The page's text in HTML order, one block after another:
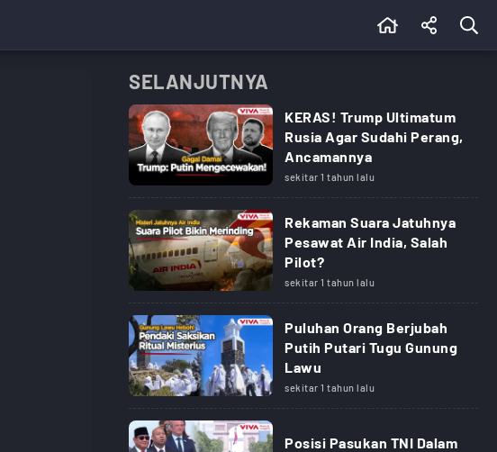
SELANJUTNYA
KERAS! Trump Ultimatum
Rusia Agar Sudahi Perang,
Ancamannya
sekitar 1 tahun lalu
Rekaman Suara Jatuhnya
Pesawat Air India, Salah
Pilot?
sekitar 1 tahun lalu
Puluhan Orang Berjubah
Putih Putari Tugu Gunung
Lawu
sekitar 1 tahun lalu
Posisi Pasukan TNI Dalam